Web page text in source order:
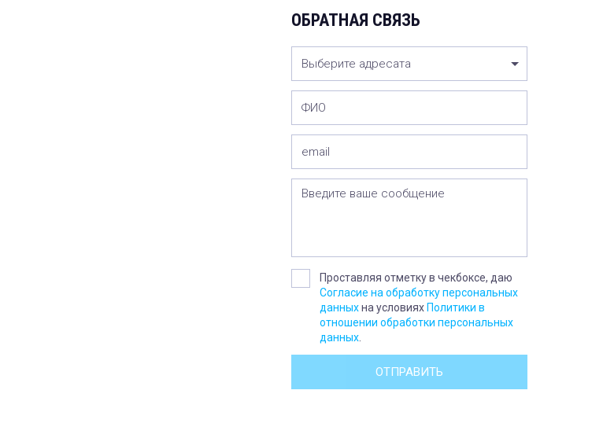
ОБРАТНАЯ СВЯЗЬ
Выберите адресата
Проставляя отметку в чекбоксе, даю
Согласие на обработку персональных
данныхна условиях Политики в
отношении обработки персональных
данных
ОТПРАВИТЬ